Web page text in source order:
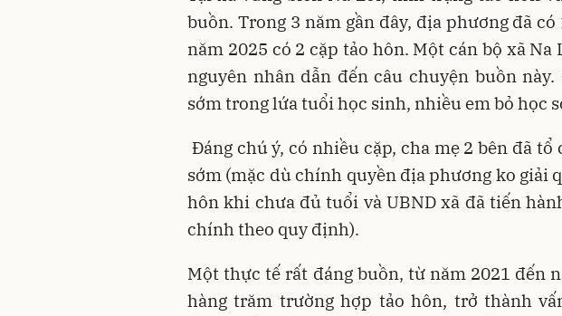
buồn. Trong 3 năm gần đây, địa phương đã
năm 2025 có 2 cặp tảo hôn. Một cán bộ xã
nguyên nhân dẫn đến câu chuyện buồn
sớm trong lứa tuổi học sinh, nhiều em bỏ học
Đáng chú ý, có nhiều cặp, cha mẹ 2 bên đã
sớm (mặc dù chính quyền địa phương ko giải
hôn khi chưa đủ tuổi và UBND xã đã tiến
chính theo quy định).
Một thực tế rất đáng buồn, từ năm 2021 đến
hàng trăm trường hợp tảo hôn, trở thành